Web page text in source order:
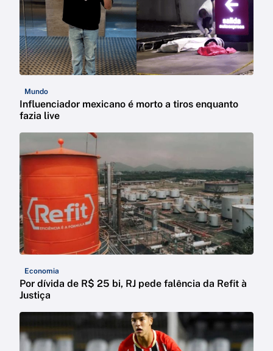
Mundo
Influenciador mexicano é morto a tiros enquanto
fazia live
Economia
Por dívida de R$ 25 bi, RJ pede falência da Refit à
Justiça